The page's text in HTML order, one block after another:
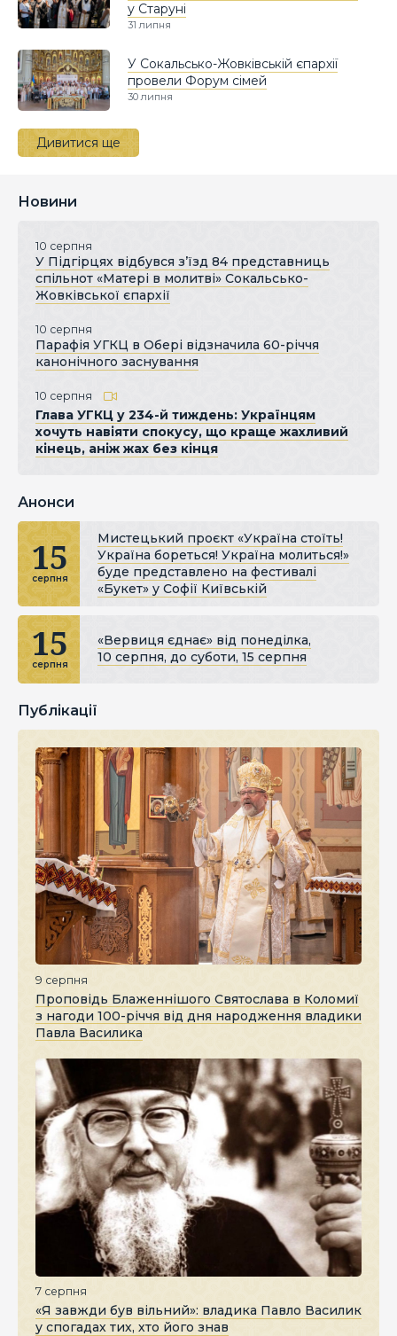
у Старуні
31 липня
У Сокальсько-Жовківській єпархії
провели Форум сімей
30 липня
Дивитися ще
Новини
10 серпня
У Підгірцях відбувся з’їзд 84 представниць
спільнот «Матері в молитві» Сокальсько-
Жовківської єпархії
10 серпня
Парафія УГКЦ в Обері відзначила 60-річчя
канонічного заснування
10 серпня
Глава УГКЦ у 234-й тиждень: Українцям
хочуть навіяти спокусу, що краще жахливий
кінець, аніж жах без кінця
Анонси
15
серпня
Мистецький проєкт «Україна стоїть!
Україна бореться! Україна молиться!»
буде представлено на фестивалі
«Букет» у Софії Київській
15
серпня
«Вервиця єднає» від понеділка,
10 серпня, до суботи, 15 серпня
Публікації
9 серпня
Проповідь Блаженнішого Святослава в Коломиї
з нагоди 100-річчя від дня народження владики
Павла Василика
7 серпня
«Я завжди був вільний»: владика Павло Василик
у спогадах тих, хто його знав